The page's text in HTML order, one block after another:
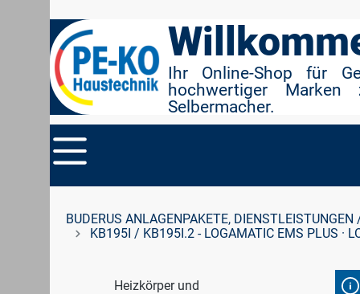
Suche springen
Ihr Online-Shop für
hochwertiger
Selbermacher.
BUDERUS ANLAGENPAKETE,
KB195I / KB195I.2 - LOGAMATIC EMS PLUS ·
Heizkörper und